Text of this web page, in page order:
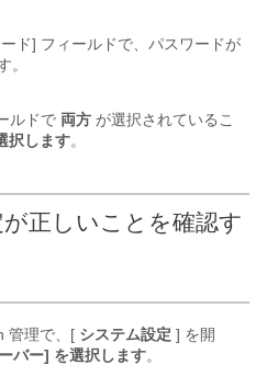
ド] フィールドで、パスワードが
。
ルドで 両方 が選択されているこ
択します。
正しいことを確認す
管理で、[ システム設定 ] を開
バー] を選択します。